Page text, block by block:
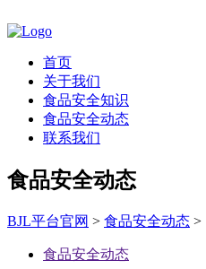
首页
关于我们
食品安全知识
食品安全动态
联系我们
食品安全动态
BJL平台官网 > 食品安全动态 >
食品安全动态